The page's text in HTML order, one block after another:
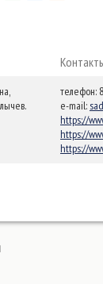
телефон:
e-mail:
https://
https://
https://